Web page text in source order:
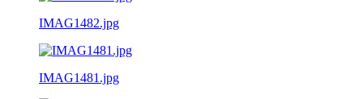
IMAG1482.jpg
IMAG1481.jpg